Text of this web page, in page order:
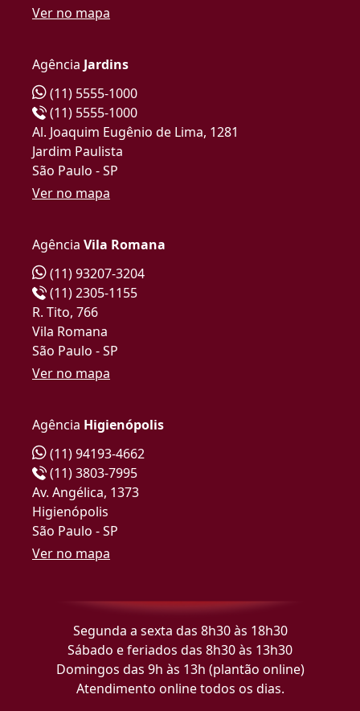
Ver no mapa
Agência Jardins
(11) 5555-1000
(11) 5555-1000
Al. Joaquim Eugênio de Lima, 1281
Jardim Paulista
São Paulo - SP
Ver no mapa
Agência Vila Romana
(11) 93207-3204
(11) 2305-1155
R. Tito, 766
Vila Romana
São Paulo - SP
Ver no mapa
Agência Higienópolis
(11) 94193-4662
(11) 3803-7995
Av. Angélica, 1373
Higienópolis
São Paulo - SP
Ver no mapa
Segunda a sexta das 8h30 às 18h30
Sábado e feriados das 8h30 às 13h30
Domingos das 9h às 13h (plantão online)
Atendimento online todos os dias.